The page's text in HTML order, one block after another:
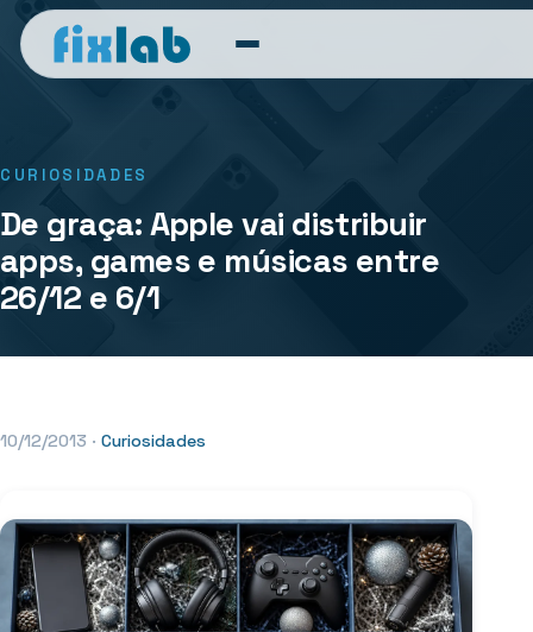
CURIOSIDADES
De graça: Apple vai distribuir
apps, games e músicas entre
26/12 e 6/1
10/12/2013 · Curiosidades